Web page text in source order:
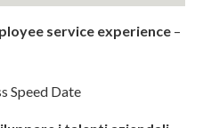
service experience –
Speed Date